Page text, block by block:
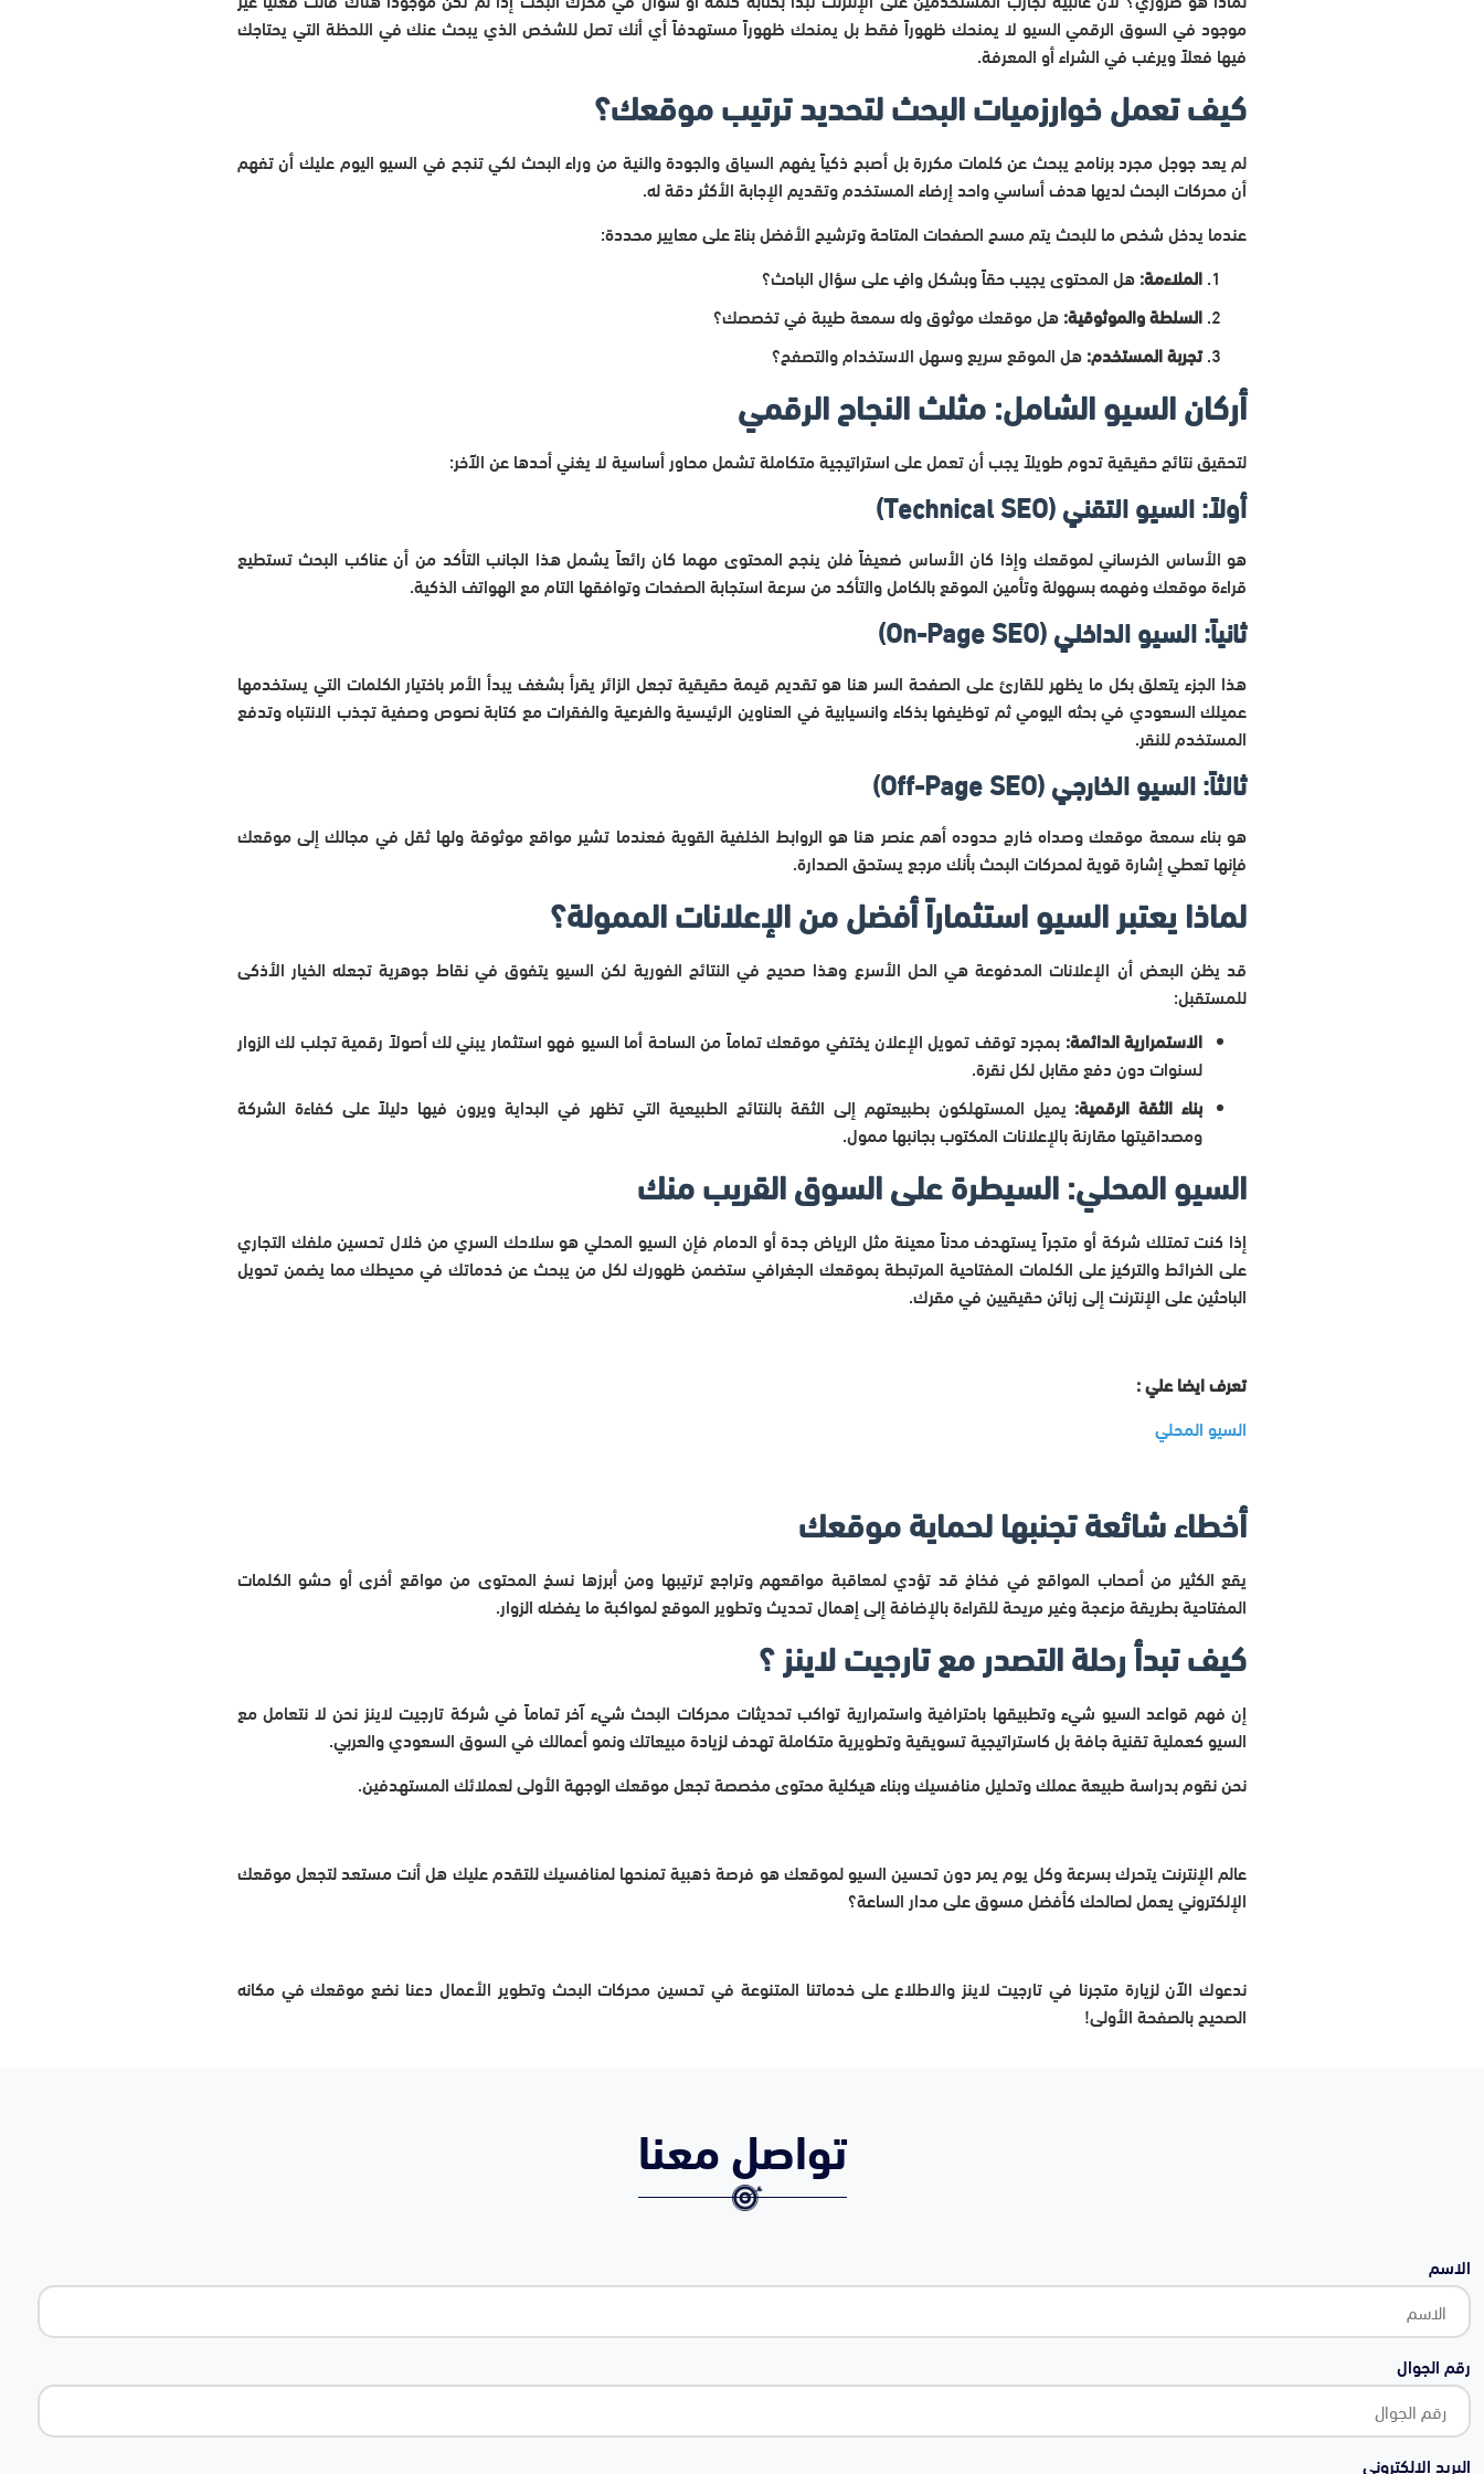
موجود في السوق الرقمي السيو لا يمنحك ظهوراً فقط بل يمنحك ظهوراً مستهدفاً أي أنك تصل للشخص الذي يبحث عنك في اللحظة التي يحتاجك
فيها فعلاً ويرغب في الشراء أو المعرفة.
كيف تعمل خوارزميات البحث لتحديد ترتيب موقعك؟
لم يعد جوجل مجرد برنامج يبحث عن كلمات مكررة بل أصبح ذكياً يفهم السياق والجودة والنية من وراء البحث لكي تنجح في السيو اليوم عليك أن تفهم
أن محركات البحث لديها هدف أساسي واحد إرضاء المستخدم وتقديم الإجابة الأكثر دقة له.
عندما يدخل شخص ما للبحث يتم مسح الصفحات المتاحة وترشيح الأفضل بناءً على معايير محددة:
الملاءمة: هل المحتوى يجيب حقاً وبشكل وافٍ على سؤال الباحث؟
السلطة والموثوقية: هل موقعك موثوق وله سمعة طيبة في تخصصك؟
تجربة المستخدم: هل الموقع سريع وسهل الاستخدام والتصفح؟
أركان السيو الشامل: مثلث النجاح الرقمي
لتحقيق نتائج حقيقية تدوم طويلاً يجب أن تعمل على استراتيجية متكاملة تشمل محاور أساسية لا يغني أحدها عن الآخر:
أولاً: السيو التقني (Technical SEO)
هو الأساس الخرساني لموقعك وإذا كان الأساس ضعيفاً فلن ينجح المحتوى مهما كان رائعاً يشمل هذا الجانب التأكد من أن عناكب البحث تستطيع
قراءة موقعك وفهمه بسهولة وتأمين الموقع بالكامل والتأكد من سرعة استجابة الصفحات وتوافقها التام مع الهواتف الذكية.
ثانياً: السيو الداخلي (On-Page SEO)
هذا الجزء يتعلق بكل ما يظهر للقارئ على الصفحة السر هنا هو تقديم قيمة حقيقية تجعل الزائر يقرأ بشغف يبدأ الأمر باختيار الكلمات التي يستخدمها
عميلك السعودي في بحثه اليومي ثم توظيفها بذكاء وانسيابية في العناوين الرئيسية والفرعية والفقرات مع كتابة نصوص وصفية تجذب الانتباه وتدفع
المستخدم للنقر.
ثالثاً: السيو الخارجي (Off-Page SEO)
هو بناء سمعة موقعك وصداه خارج حدوده أهم عنصر هنا هو الروابط الخلفية القوية فعندما تشير مواقع موثوقة ولها ثقل في مجالك إلى موقعك
فإنها تعطي إشارة قوية لمحركات البحث بأنك مرجع يستحق الصدارة.
لماذا يعتبر السيو استثماراً أفضل من الإعلانات الممولة؟
قد يظن البعض أن الإعلانات المدفوعة هي الحل الأسرع وهذا صحيح في النتائج الفورية لكن السيو يتفوق في نقاط جوهرية تجعله الخيار الأذكى
للمستقبل:
الاستمرارية الدائمة: بمجرد توقف تمويل الإعلان يختفي موقعك تماماً من الساحة أما السيو فهو استثمار يبني لك أصولاً رقمية تجلب لك الزوار
لسنوات دون دفع مقابل لكل نقرة.
بناء الثقة الرقمية: يميل المستهلكون بطبيعتهم إلى الثقة بالنتائج الطبيعية التي تظهر في البداية ويرون فيها دليلاً على كفاءة الشركة
ومصداقيتها مقارنة بالإعلانات المكتوب بجانبها ممول.
السيو المحلي: السيطرة على السوق القريب منك
إذا كنت تمتلك شركة أو متجراً يستهدف مدناً معينة مثل الرياض جدة أو الدمام فإن السيو المحلي هو سلاحك السري من خلال تحسين ملفك التجاري
على الخرائط والتركيز على الكلمات المفتاحية المرتبطة بموقعك الجغرافي ستضمن ظهورك لكل من يبحث عن خدماتك في محيطك مما يضمن تحويل
الباحثين على الإنترنت إلى زبائن حقيقيين في مقرك.
تعرف ايضا علي :
السيو المحلي
أخطاء شائعة تجنبها لحماية موقعك
يقع الكثير من أصحاب المواقع في فخاخ قد تؤدي لمعاقبة مواقعهم وتراجع ترتيبها ومن أبرزها نسخ المحتوى من مواقع أخرى أو حشو الكلمات
المفتاحية بطريقة مزعجة وغير مريحة للقراءة بالإضافة إلى إهمال تحديث وتطوير الموقع لمواكبة ما يفضله الزوار.
كيف تبدأ رحلة التصدر مع تارجيت لاينز ؟
إن فهم قواعد السيو شيء وتطبيقها باحترافية واستمرارية تواكب تحديثات محركات البحث شيء آخر تماماً في شركة تارجيت لاينز نحن لا نتعامل مع
السيو كعملية تقنية جافة بل كاستراتيجية تسويقية وتطويرية متكاملة تهدف لزيادة مبيعاتك ونمو أعمالك في السوق السعودي والعربي.
نحن نقوم بدراسة طبيعة عملك وتحليل منافسيك وبناء هيكلية محتوى مخصصة تجعل موقعك الوجهة الأولى لعملائك المستهدفين.
عالم الإنترنت يتحرك بسرعة وكل يوم يمر دون تحسين السيو لموقعك هو فرصة ذهبية تمنحها لمنافسيك للتقدم عليك هل أنت مستعد لتجعل موقعك
الإلكتروني يعمل لصالحك كأفضل مسوق على مدار الساعة؟
ندعوك الآن لزيارة متجرنا في تارجيت لاينز والاطلاع على خدماتنا المتنوعة في تحسين محركات البحث وتطوير الأعمال دعنا نضع موقعك في مكانه
الصحيح بالصفحة الأولى!
تواصل معنا
الاسم
رقم الجوال
البريد الالكتروني